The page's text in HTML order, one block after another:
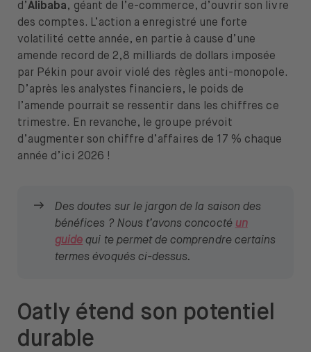
d’Alibaba, géant de l’e-commerce, d’ouvrir son livre
des comptes. L’action a enregistré une forte
volatilité cette année, en partie à cause d’une
amende record de 2,8 milliards de dollars imposée
par Pékin pour avoir violé des règles anti-monopole.
D’après les analystes financiers, le poids de
l’amende pourrait se ressentir dans les chiffres ce
trimestre. En revanche, le groupe prévoit
d’augmenter son chiffre d’affaires de 17 % chaque
année d’ici 2026 !
Des doutes sur le jargon de la saison des
bénéfices ? Nous t’avons concocté un
guide qui te permet de comprendre certains
termes évoqués ci-dessus.
Oatly étend son potentiel
durable